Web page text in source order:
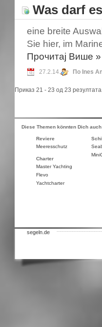
Was darf
eine breite
Sie hier, im
Прочитај Више »
27.2.14. По Ines
Приказ 21 - 23 од 23 резултата.
Diese Themen könnten Dich
Reviere
Meeresschutz
Charter
Master Yachting
Flevo
Yachtcharter
segeln.de